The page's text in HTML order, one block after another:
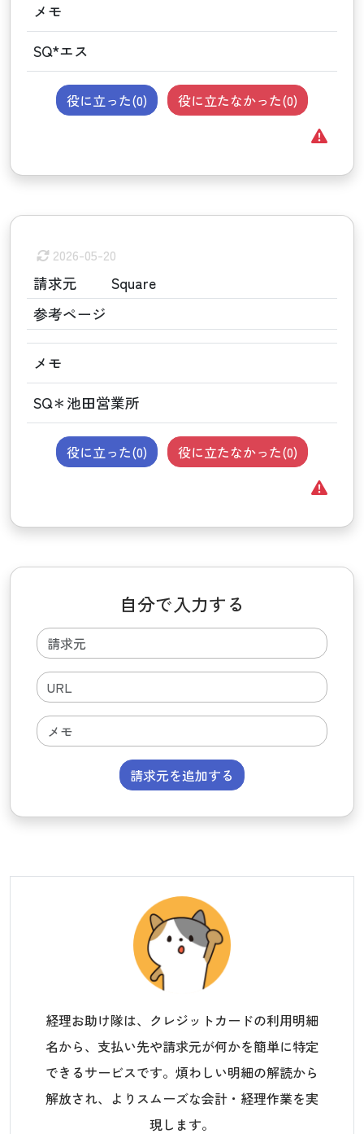
メモ
SQ*エス
役に立った(0) 役に立たなかった(0)
2026-05-20
請求元
Square
参考ページ
メモ
SQ＊池田営業所
役に立った(0) 役に立たなかった(0)
自分で入力する
請求元を追加する
経理お助け隊は、クレジットカードの利用明細
名から、支払い先や請求元が何かを簡単に特定
できるサービスです。煩わしい明細の解読から
解放され、よりスムーズな会計・経理作業を実
現します。